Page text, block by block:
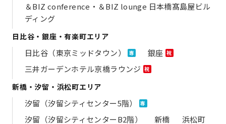
＆BIZ conference・＆BIZ lounge 日本橋髙島屋ビル
ディング
日比谷・銀座・有楽町エリア
日比谷（東京ミッドタウン） 専 銀座 祝
三井ガーデンホテル京橋ラウンジ 祝
新橋・汐留・浜松町エリア
汐留（汐留シティセンター5階） 専
汐留（汐留シティセンターB2階） 新橋 浜松町